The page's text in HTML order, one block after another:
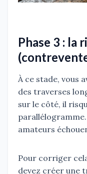
Phase 3 : la
À ce stade, vous
des traverses
sur le côté, il
amateurs
Pour corriger
devez créer une